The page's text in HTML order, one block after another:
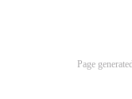
Page